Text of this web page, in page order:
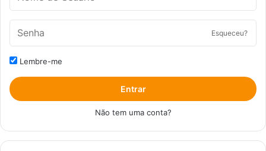
Esqueceu?
Lembre-me
Entrar
Não tem uma conta?